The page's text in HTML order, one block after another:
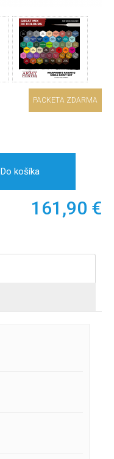
PACKETA ZDARMA
Do košíka
161,90 €